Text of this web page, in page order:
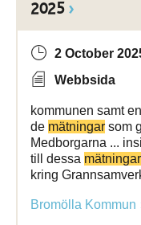
2025
2 October
Webbsida
kommunen samt
de mätningar som
Medborgarna ...
till dessa mätningar
kring
Bromölla Kommun